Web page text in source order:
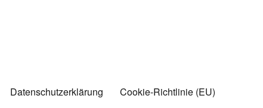
Datenschutzerklärung Cookie-Richtlinie (EU)